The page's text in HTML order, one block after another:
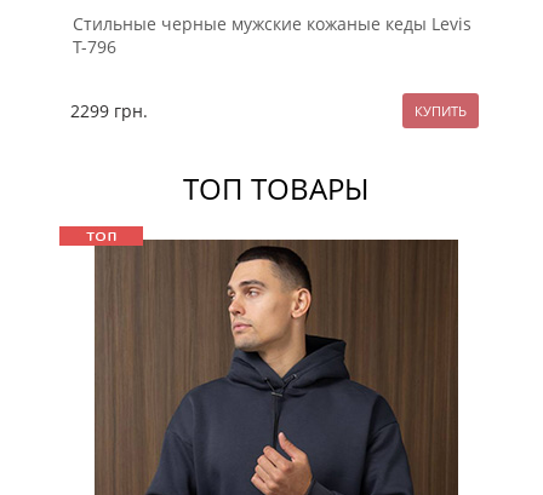
Стильные черные мужские кожаные кеды Levis
Т-796
2299 грн.
ТОП ТОВАРЫ